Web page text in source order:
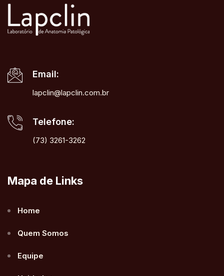
Email:
lapclin@lapclin.com.br
Telefone:
(73) 3261-3262
Mapa de Links
Home
Quem Somos
Equipe